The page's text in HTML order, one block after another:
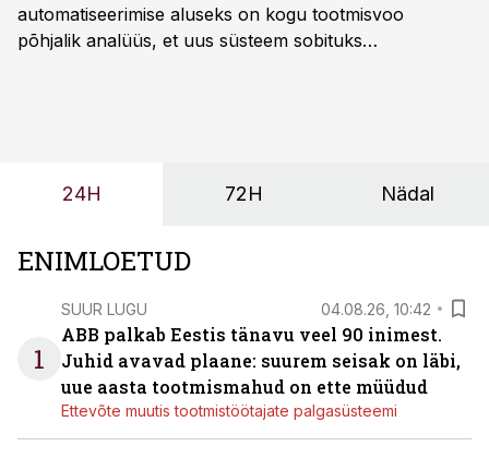
automatiseerimise aluseks on kogu tootmisvoo
põhjalik analüüs, et uus süsteem sobituks
OÜ tegevjuht Sander Mitendorf.
24H 72H Nädal
ENIMLOETUD
1
SUUR LUGU 04.08.26, 10:42
ABB palkab Eestis tänavu veel 90 inimest.
Juhid avavad plaane: suurem seisak on läbi,
uue aasta tootmismahud on ette müüdud
Ettevõte muutis tootmistöötajate palgasüsteemi